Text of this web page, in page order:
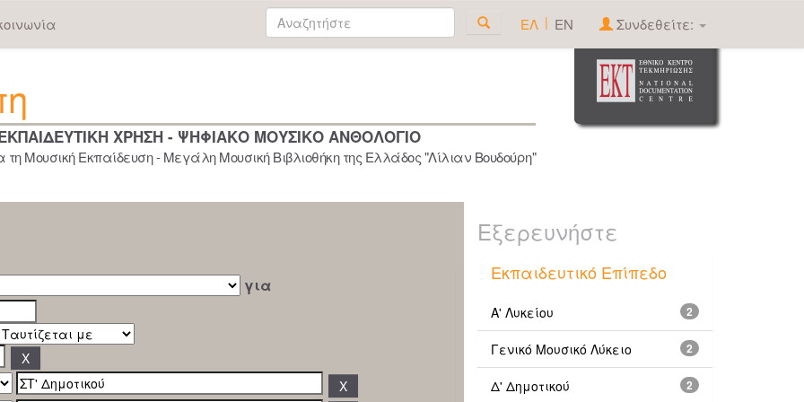
ΕΛ | EN Συνδεθείτε:
ΧΡΗΣΗ - ΨΗΦΙΑΚΟ ΜΟΥΣΙΚΟ ΑΝΘΟΛΟΓΙΟ
Μουσική Εκπαίδευση - Μεγάλη Μουσική Βιβλιοθήκη της Ελλάδος "Λίλιαν Βουδούρη"
για
Εξερευνήστε
Εκπαιδευτικό Επίπεδο
2
Α' Λυκείου
2
Γενικό Μουσικό Λύκειο
2
Δ' Δημοτικού